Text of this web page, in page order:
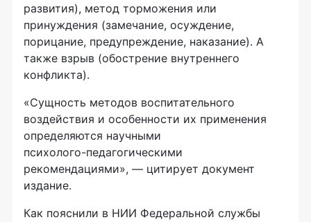
развития), метод торможения или
принуждения (замечание, осуждение,
порицание, предупреждение, наказание). А
также взрыв (обострение внутреннего
конфликта).
«Сущность методов воспитательного
воздействия и особенности их применения
определяются научными
психолого-педагогическими
рекомендациями», — цитирует документ
издание.
Как пояснили в НИИ Федеральной службы